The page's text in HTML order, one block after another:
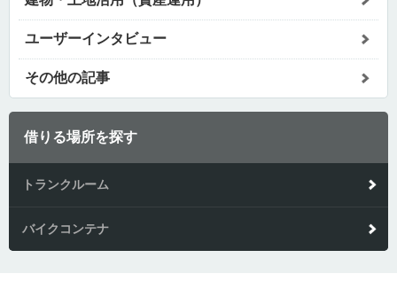
ユーザーインタビュー
その他の記事
借りる場所を探す
トランクルーム
バイクコンテナ